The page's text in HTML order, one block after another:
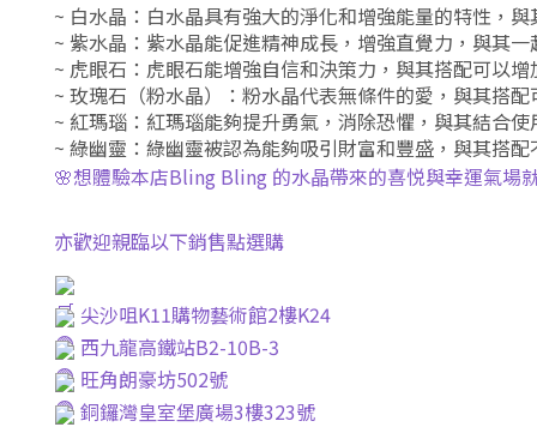
~ 白水晶 ：白水晶具有強大的淨化和增強能量的特性，
~ 紫水晶 ：紫水晶能促進精神成長，增強直覺力，與其
~ 虎眼石 ：虎眼石能增強自信和決策力，與其搭配可以
~ 玫瑰石（粉水晶）
：粉水晶代表無條件的愛，與其搭
~ 紅瑪瑙 ：紅瑪瑙能夠提升勇氣，消除恐懼，與其結合
~ 綠幽靈 ：綠幽靈被認為能夠吸引財富和豐盛，與其搭
🌸想體驗本店Bling Bling 的水晶帶來的喜悦與幸運氣場
亦歡迎親臨以下銷售點選購
尖沙咀K11購物藝術館2樓K24
西九龍高鐵站B2-10B-3
旺角朗豪坊502號
銅鑼灣皇室堡廣場3樓323號